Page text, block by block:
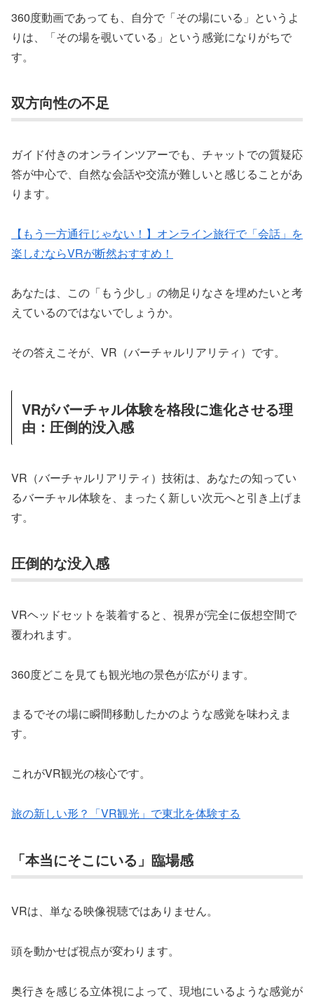
360度動画であっても、自分で「その場にいる」というよ
りは、「その場を覗いている」という感覚になりがちで
す。
双方向性の不足
ガイド付きのオンラインツアーでも、チャットでの質疑応
答が中心で、自然な会話や交流が難しいと感じることがあ
ります。
【もう一方通行じゃない！】オンライン旅行で「会話」を
楽しむならVRが断然おすすめ！
あなたは、この「もう少し」の物足りなさを埋めたいと考
えているのではないでしょうか。
その答えこそが、VR（バーチャルリアリティ）です。
VRがバーチャル体験を格段に進化させる理
由：圧倒的没入感
VR（バーチャルリアリティ）技術は、あなたの知ってい
るバーチャル体験を、まったく新しい次元へと引き上げま
す。
圧倒的な没入感
VRヘッドセットを装着すると、視界が完全に仮想空間で
覆われます。
360度どこを見ても観光地の景色が広がります。
まるでその場に瞬間移動したかのような感覚を味わえま
す。
これがVR観光の核心です。
旅の新しい形？「VR観光」で東北を体験する
「本当にそこにいる」臨場感
VRは、単なる映像視聴ではありません。
頭を動かせば視点が変わります。
奥行きを感じる立体視によって、現地にいるような感覚が